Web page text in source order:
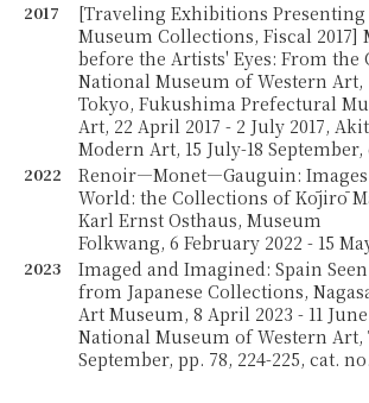
2017
[Traveling Exhibitions
Museum Collections, Fiscal 2017]
before the Artists' Eyes: From
National Museum of Western Art,
Tokyo, Fukushima Prefectural
Art, 22 April 2017 - 2 July 2017,
Modern Art, 15 July-18 September,
2022
Renoir—Monet—Gauguin:
World: the Collections of Kōjirō
Karl Ernst Osthaus, Museum
Folkwang, 6 February 2022 - 15
2023
Imaged and Imagined: Spain
from Japanese Collections,
Art Museum, 8 April 2023 - 11
National Museum of Western Art,
September, pp. 78, 224-225, cat.